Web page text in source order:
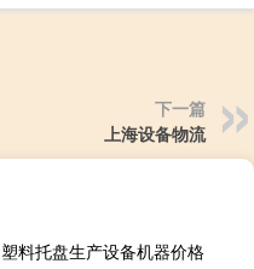
下一篇
上海设备物流
塑料托盘生产设备机器价格